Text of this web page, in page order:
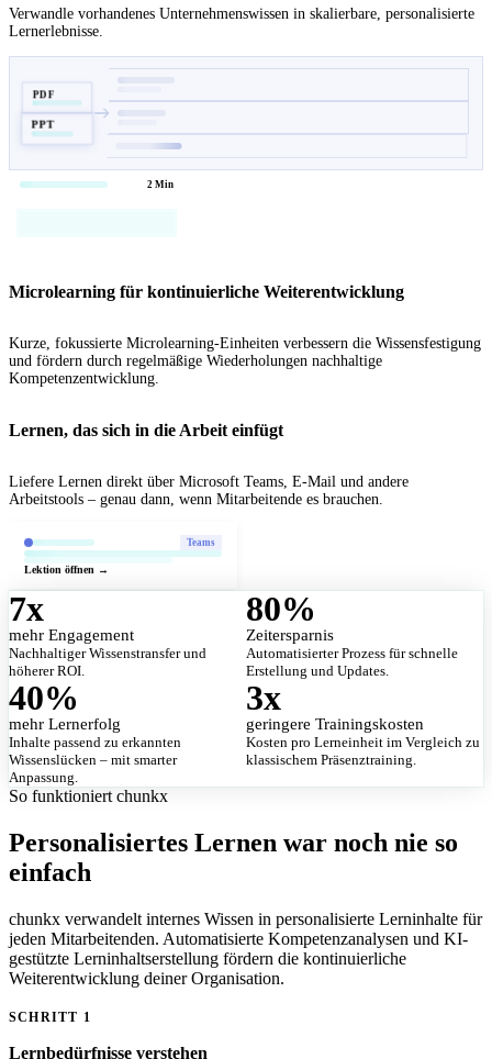
Verwandle vorhandenes Unternehmenswissen in skalierbare, personalisierte
Lernerlebnisse.
PDF
PPT
2 Min
Microlearning für kontinuierliche Weiterentwicklung
Kurze, fokussierte Microlearning-Einheiten verbessern die Wissensfestigung
und fördern durch regelmäßige Wiederholungen nachhaltige
Kompetenzentwicklung.
Lernen, das sich in die Arbeit einfügt
Liefere Lernen direkt über Microsoft Teams, E-Mail und andere
Arbeitstools – genau dann, wenn Mitarbeitende es brauchen.
Teams
Lektion öffnen →
7x
mehr Engagement
Nachhaltiger Wissenstransfer und
höherer ROI.
80%
Zeitersparnis
Automatisierter Prozess für schnelle
Erstellung und Updates.
40%
mehr Lernerfolg
Inhalte passend zu erkannten
Wissenslücken – mit smarter
Anpassung.
3x
geringere Trainingskosten
Kosten pro Lerneinheit im Vergleich zu
klassischem Präsenztraining.
So funktioniert chunkx
Personalisiertes Lernen war noch nie so
einfach
chunkx verwandelt internes Wissen in personalisierte Lerninhalte für
jeden Mitarbeitenden. Automatisierte Kompetenzanalysen und KI-
gestützte Lerninhaltserstellung fördern die kontinuierliche
Weiterentwicklung deiner Organisation.
SCHRITT 1
Lernbedürfnisse verstehen